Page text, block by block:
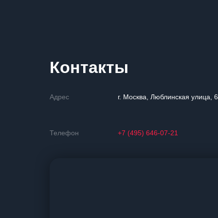
Контакты
Адрес г. Москва, Люблинская улица,
Телефон +7 (495) 646-07-21